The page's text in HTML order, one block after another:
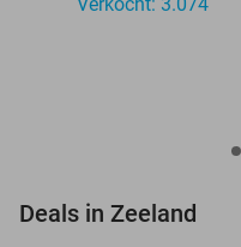
Deals in Zeeland